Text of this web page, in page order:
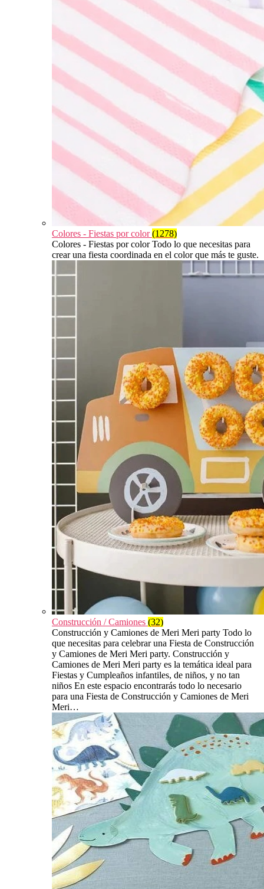
Colores - Fiestas por color(1278)
Colores - Fiestas por color Todo lo que necesitas para
crear una fiesta coordinada en el color que más te guste.
Construcción / Camiones (32)
Construcción y Camiones de Meri Meri party Todo lo
que necesitas para celebrar una Fiesta de Construcción
y Camiones de Meri Meri party. Construcción y
Camiones de Meri Meri party es la temática ideal para
Fiestas y Cumpleaños infantiles, de niños, y no tan
niños En este espacio encontrarás todo lo necesario
para una Fiesta de Construcción y Camiones de Meri
Meri…